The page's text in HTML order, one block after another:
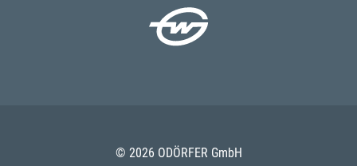
© 2026 ODÖRFER GmbH